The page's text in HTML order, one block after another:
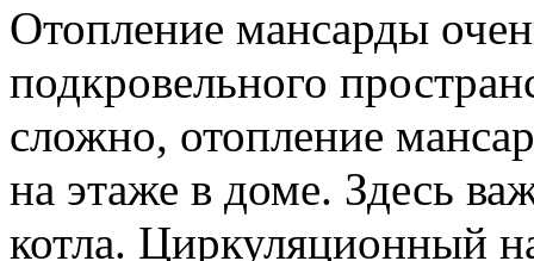
Отопление мансарды
подкровельного
сложно, отопление
на этаже в доме. Здесь
котла. Циркуляционный